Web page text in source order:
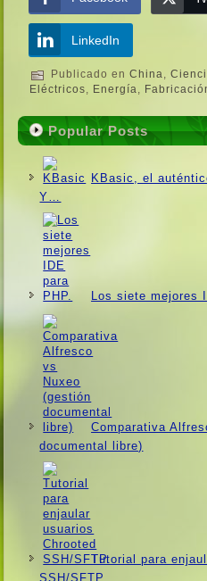
LinkedIn
Publicado en China,
Eléctricos, Energí­a,
Popular Posts
KBasic, el
Y…
Los siete mejores
Comparativa
documental libre)
Tutorial para
SSH/SFTP.